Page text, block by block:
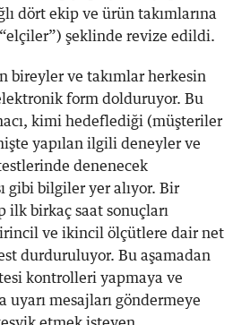
dört ekip ve ürün takımlarına
şeklinde revize edildi.
bireyler ve takımlar herkesin
form dolduruyor. Bu
kimi hedeflediği (müşteriler
yapılan ilgili deneyler ve
denenecek
gibi bilgiler yer alıyor. Bir
ilk birkaç saat sonuçları
ve ikincil ölçütlere dair net
durduruluyor. Bu aşamadan
kontrolleri yapmaya ve
uyarı mesajları göndermeye